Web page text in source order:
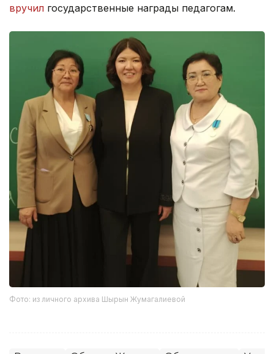
вручил государственные награды педагогам.
Фото: из личного архива Шырын Жумагалиевой